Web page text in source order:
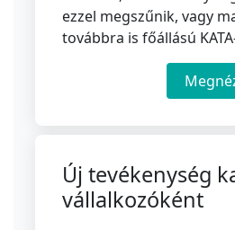
ezzel megszűnik, vagy
továbbra is főállású
Új tevékenység
vállalkozóként